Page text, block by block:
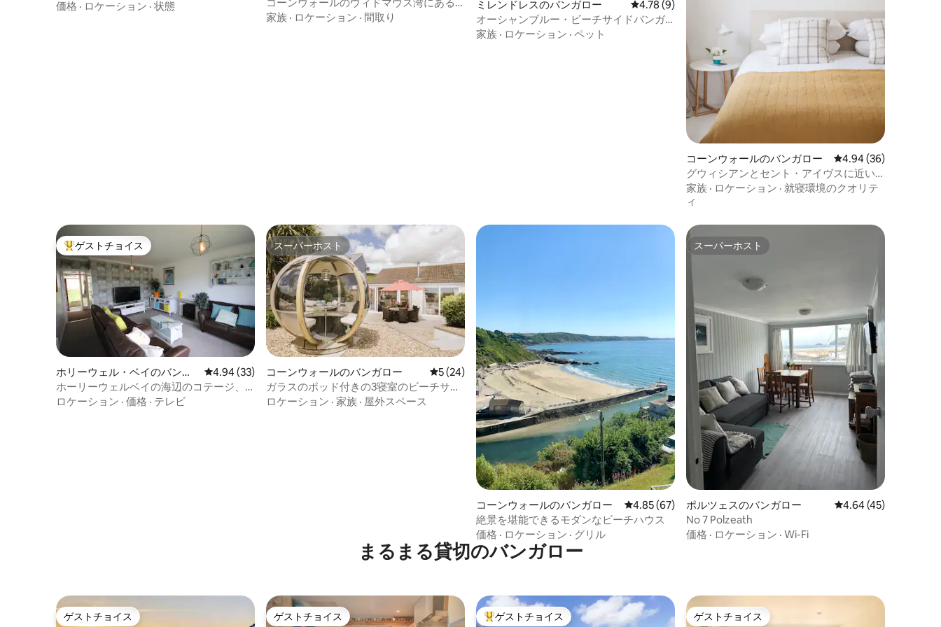
場！
価格 · ロケーション · 状態
Dolphins Beach Retreat
家族 · ロケーション · 間取り
ミレンドレスのバンガロー レビュー9件、5つ星中4.78つ星の平均評価
4.78 (9)
オーシャンブルー・ビーチサイドバンガ
ロー。犬は無料。階段なし
家族 · ロケーション · ペット
コーンウォールのバンガロー レビュー36件、5つ星
4.94 (36)
グウィシアンとセント・アイヴスに近い
ビーチサイドのホリデーホーム
家族 · ロケーション · 就寝環境のクオリテ
ィ
大好評のゲストチョイスです。
ゲストチョイス
ホリーウェル・ベイのバンガ
ロー
レビュー33件、5つ星中4.94つ星の平均評価
4.94 (33)
ホーリーウェルベイの海辺のコテージ、
ビーチまで100m、6名様まで宿泊可能
ロケーション · 価格 · テレビ
スーパーホスト
スーパーホスト
コーンウォールのバンガロー レビュー24件、5つ星中5つ星の平均評価
5 (24)
ガラスのポッド付きの3寝室のビーチサイ
ドの物件！
ロケーション · 家族 · 屋外スペース
コーンウォールのバンガロー レビュー67件、5つ星中4.85つ星の平均評価
4.85 (67)
絶景を堪能できるモダンなビーチハウス
価格 · ロケーション · グリル
スーパーホスト
スーパーホスト
ポルツェスのバンガロー レビュー45件、5つ
4.64 (45)
No 7 Polzeath
価格 · ロケーション · Wi-Fi
まるまる貸切のバンガロー
ゲストチョイス
ゲストチョイス ゲストチョイス
ゲストチョイス 大好評のゲストチョイスです。
ゲストチョイス ゲストチョイス
ゲストチョイス